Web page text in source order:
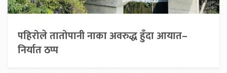
पहिरोले तातोपानी नाका अवरुद्ध हुँदा आयात–
निर्यात ठप्प